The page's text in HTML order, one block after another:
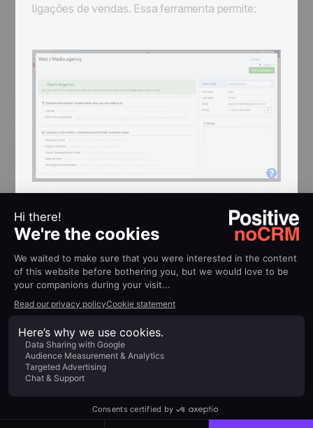
ligações de vendas. Essa ferramenta permite:
Criar scripts ajustados ao seu setor e produto,
com modelos prontos.
Incluir perguntas abertas ou de múltipla
escolha.
Medir o tempo das ligações e pontuar a
qualidade dos leads.
Utilizar um script garante que todas as
perguntas essenciais sejam feitas, ajudando
até mesmo vendedores iniciantes a se
manterem focados no que importa.
Teste gratuitamente o gerador de scripts de
chamada